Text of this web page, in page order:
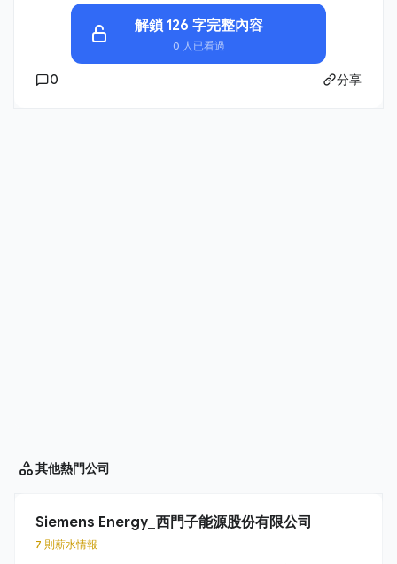
解鎖 126 字完整內容
0 人已看過
0 分享
其他熱門公司
Siemens Energy_西門子能源股份有限公司
7 則薪水情報